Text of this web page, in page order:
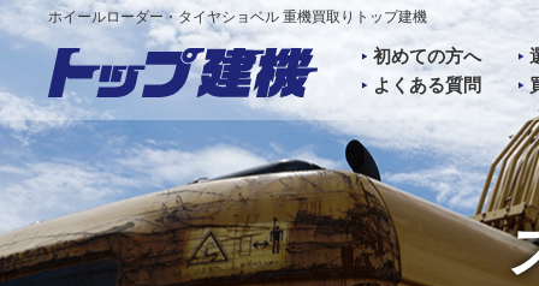
ホイールローダー・タイヤショベル 重機買取りトップ建機
初めての方へ
よくある質問